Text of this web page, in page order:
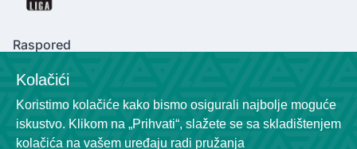
Raspored
Klubovi
Kolačići
Koristimo kolačiće kako bismo osigurali najbolje moguće
iskustvo. Klikom na „Prihvati“, slažete se sa skladištenjem
kolačića na vašem uređaju radi pružanja